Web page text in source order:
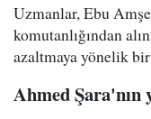
Uzmanlar, Ebu
komutanlığından
azaltmaya yönelik
Ahmed